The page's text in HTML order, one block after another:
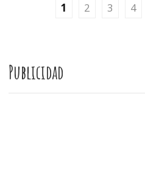
1 2 3 4
Publicidad